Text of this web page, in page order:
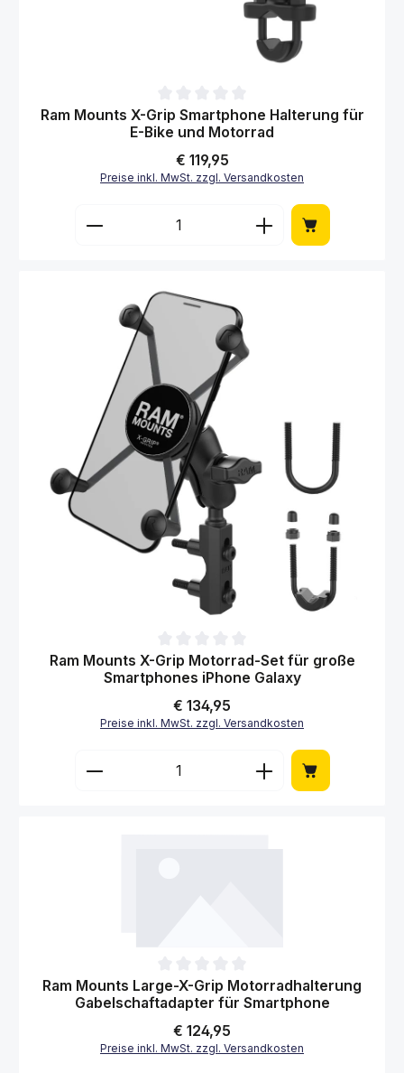
Durchschnittliche Bewertung von 0 von 5 Sternen
Ram Mounts X-Grip Smartphone Halterung für
E-Bike und Motorrad
Regulärer Preis:
€ 119,95
Preise inkl. MwSt. zzgl. Versandkosten
Produkt Anzahl: Gib den gewünschten
Durchschnittliche Bewertung von 0 von 5 Sternen
Ram Mounts X-Grip Motorrad-Set für große
Smartphones iPhone Galaxy
Regulärer Preis:
€ 134,95
Preise inkl. MwSt. zzgl. Versandkosten
Produkt Anzahl: Gib den gewünschten
Durchschnittliche Bewertung von 0 von 5 Sternen
Ram Mounts Large-X-Grip Motorradhalterung
Gabelschaftadapter für Smartphone
Regulärer Preis:
€ 124,95
Preise inkl. MwSt. zzgl. Versandkosten